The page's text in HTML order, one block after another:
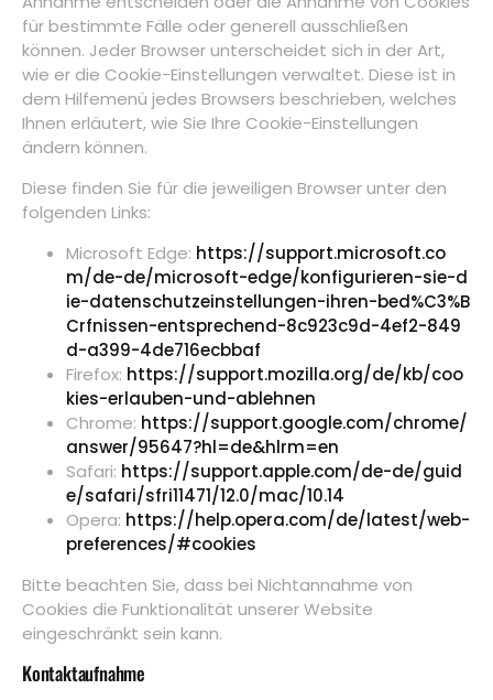
für bestimmte Fälle oder generell ausschließen
können. Jeder Browser unterscheidet sich in der Art,
wie er die Cookie-Einstellungen verwaltet. Diese ist in
dem Hilfemenü jedes Browsers beschrieben, welches
Ihnen erläutert, wie Sie Ihre Cookie-Einstellungen
ändern können.
Diese finden Sie für die jeweiligen Browser unter den
folgenden Links:
Microsoft Edge: https://support.microsoft.co
m/de-de/microsoft-edge/konfigurieren-sie-d
ie-datenschutzeinstellungen-ihren-bed%C3%B
Crfnissen-entsprechend-8c923c9d-4ef2-849
d-a399-4de716ecbbaf
Firefox: https://support.mozilla.org/de/kb/coo
kies-erlauben-und-ablehnen
Chrome: https://support.google.com/chrome/
answer/95647?hl=de&hlrm=en
Safari: https://support.apple.com/de-de/guid
e/safari/sfri11471/12.0/mac/10.14
Opera: https://help.opera.com/de/latest/web-
preferences/#cookies
Bitte beachten Sie, dass bei Nichtannahme von
Cookies die Funktionalität unserer Website
eingeschränkt sein kann.
Kontaktaufnahme